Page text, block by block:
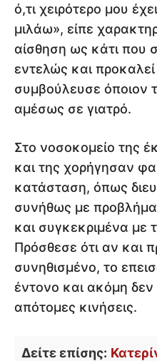
ό,τι χειρότερο μου
μιλάω», είπε
αίσθηση ως κάτι που
εντελώς και
συμβούλευσε όποιον
αμέσως σε γιατρό.
Στο νοσοκομείο της
και της χορήγησαν
κατάσταση, όπως
συνήθως με
και συγκεκριμένα με
Πρόσθεσε ότι αν και
συνηθισμένο, το
έντονο και ακόμη δεν
απότομες κινήσεις.
Δείτε επίσης: